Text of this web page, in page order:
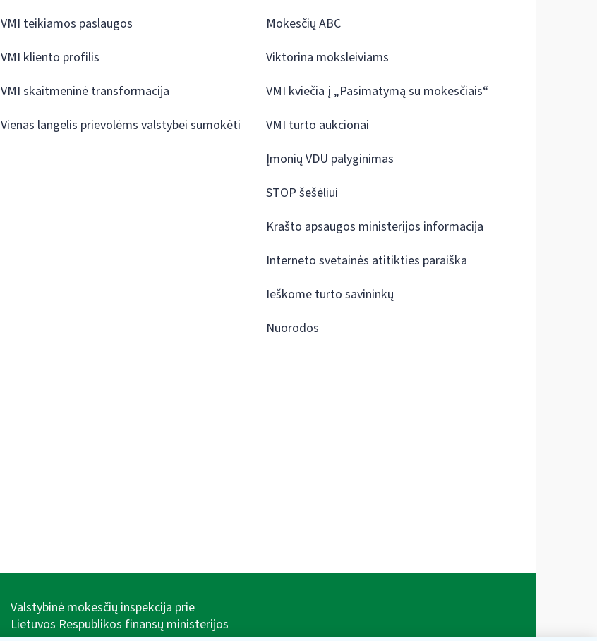
VMI teikiamos paslaugos
VMI kliento profilis
VMI skaitmeninė transformacija
Vienas langelis prievolėms valstybei sumokėti
Mokesčių ABC
Viktorina moksleiviams
VMI kviečia į „Pasimatymą su mokesčiais“
VMI turto aukcionai
Įmonių VDU palyginimas
STOP šešėliui
Krašto apsaugos ministerijos informacija
Interneto svetainės atitikties paraiška
Ieškome turto savininkų
Nuorodos
Valstybinė mokesčių inspekcija prie
Lietuvos Respublikos finansų ministerijos